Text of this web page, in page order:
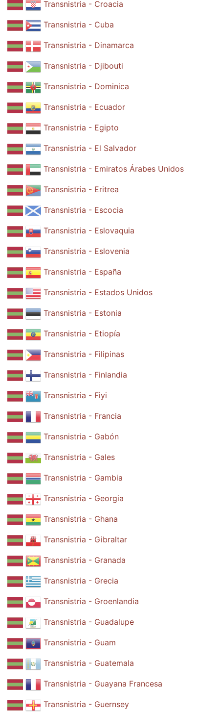
Transnistria - Croacia
Transnistria - Cuba
Transnistria - Dinamarca
Transnistria - Djibouti
Transnistria - Dominica
Transnistria - Ecuador
Transnistria - Egipto
Transnistria - El Salvador
Transnistria - Emiratos Árabes Unidos
Transnistria - Eritrea
Transnistria - Escocia
Transnistria - Eslovaquia
Transnistria - Eslovenia
Transnistria - España
Transnistria - Estados Unidos
Transnistria - Estonia
Transnistria - Etiopía
Transnistria - Filipinas
Transnistria - Finlandia
Transnistria - Fiyi
Transnistria - Francia
Transnistria - Gabón
Transnistria - Gales
Transnistria - Gambia
Transnistria - Georgia
Transnistria - Ghana
Transnistria - Gibraltar
Transnistria - Granada
Transnistria - Grecia
Transnistria - Groenlandia
Transnistria - Guadalupe
Transnistria - Guam
Transnistria - Guatemala
Transnistria - Guayana Francesa
Transnistria - Guernsey